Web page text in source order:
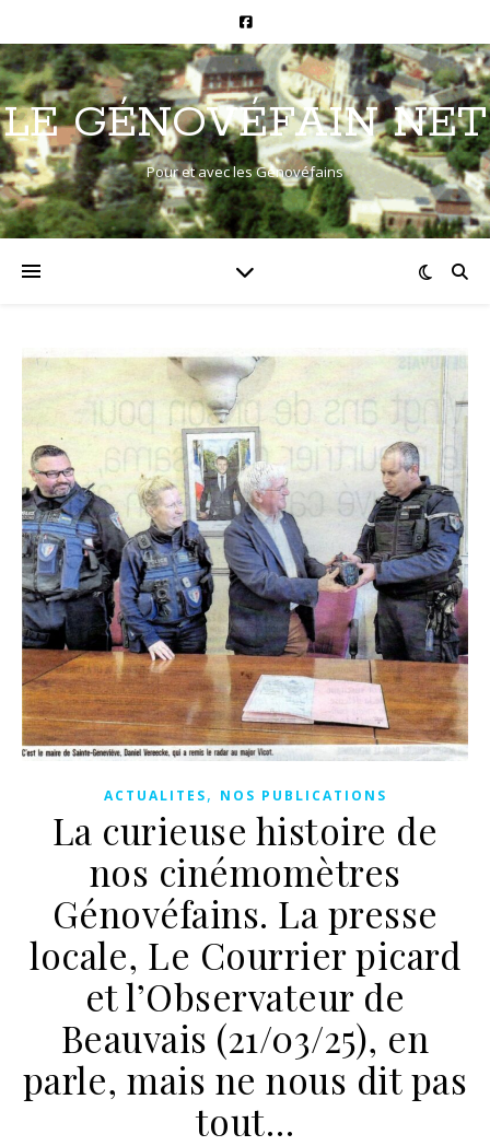
LE GÉNOVÉFAIN NET
Pour et avec les Génovéfains
ACTUALITES, NOS PUBLICATIONS
La curieuse histoire de
nos cinémomètres
Génovéfains. La presse
locale, Le Courrier picard
et l’Observateur de
Beauvais (21/03/25), en
parle, mais ne nous dit pas
tout…